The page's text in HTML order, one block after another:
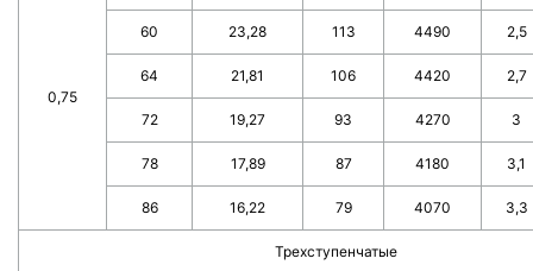
0,75
60 23,28 113 4490 2,5
64 21,81 106 4420 2,7
72 19,27 93 4270 3
78 17,89 87 4180 3,1
86 16,22 79 4070 3,3
Трехступенчатые